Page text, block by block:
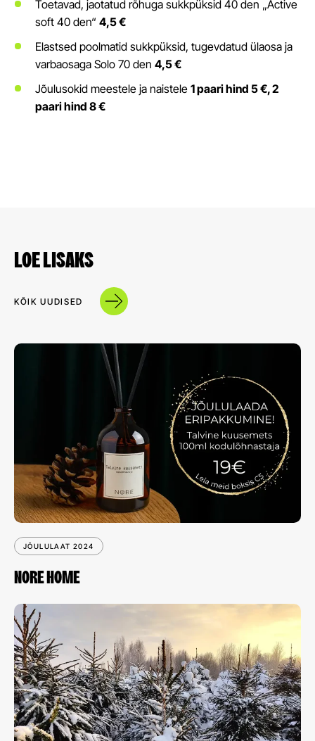
Toetavad, jaotatud rõhuga sukkpüksid 40 den „Active
soft 40 den“ 4,5 €
Elastsed poolmatid sukkpüksid, tugevdatud ülaosa ja
varbaosaga Solo 70 den 4,5 €
Jõulusokid meestele ja naistele 1 paari hind 5 €, 2
paari hind 8 €
LOE LISAKS
KÕIK UUDISED
JÕULULAAT 2024
NORE HOME